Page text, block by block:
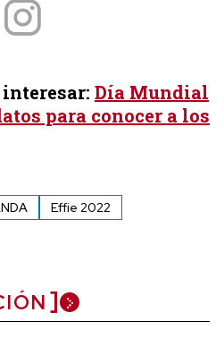
Día Mundial
para conocer a los
Effie 2022